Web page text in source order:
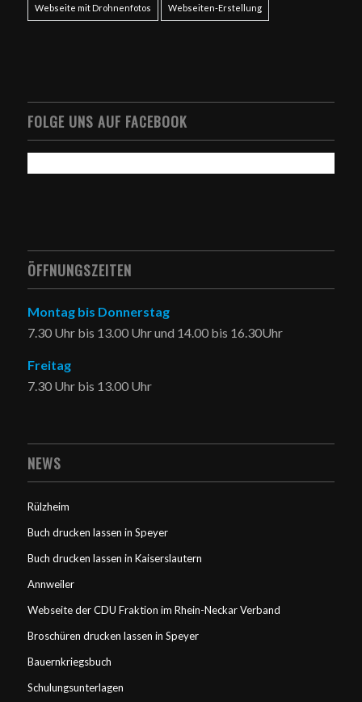
Webseite mit Drohnenfotos Webseiten-Erstellung
FOLGE UNS AUF FACEBOOK
ÖFFNUNGSZEITEN
Montag bis Donnerstag
7.30 Uhr bis 13.00 Uhr und 14.00 bis 16.30Uhr
Freitag
7.30 Uhr bis 13.00 Uhr
NEWS
Rülzheim
Buch drucken lassen in Speyer
Buch drucken lassen in Kaiserslautern
Annweiler
Webseite der CDU Fraktion im Rhein-Neckar Verband
Broschüren drucken lassen in Speyer
Bauernkriegsbuch
Schulungsunterlagen